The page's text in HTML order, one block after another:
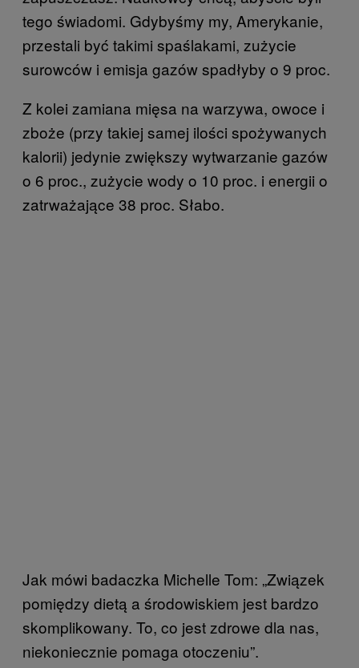
tego świadomi. Gdybyśmy my, Amerykanie,
przestali być takimi spaślakami, zużycie
surowców i emisja gazów spadłyby o 9 proc.
Z kolei zamiana mięsa na warzywa, owoce i
zboże (przy takiej samej ilości spożywanych
kalorii) jedynie zwiększy wytwarzanie gazów
o 6 proc., zużycie wody o 10 proc. i energii o
zatrważające 38 proc. Słabo.
Jak mówi badaczka Michelle Tom: „Związek
pomiędzy dietą a środowiskiem jest bardzo
skomplikowany. To, co jest zdrowe dla nas,
niekoniecznie pomaga otoczeniu”.